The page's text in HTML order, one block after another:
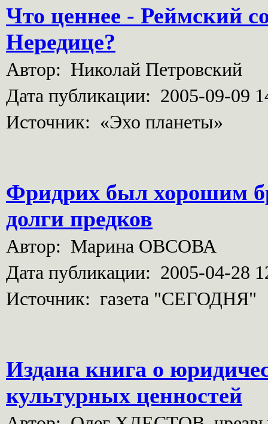
Что ценнее - Реймский
Нередице?
Автор: Николай Петровский
Дата публикации: 2005-09-09
Источник: «Эхо планеты»
Фридрих был хорошим
долги предков
Автор: Марина ОВСОВА
Дата публикации: 2005-04-28
Источник: газета "СЕГОДНЯ"
Издана книга о
культурных ценностей